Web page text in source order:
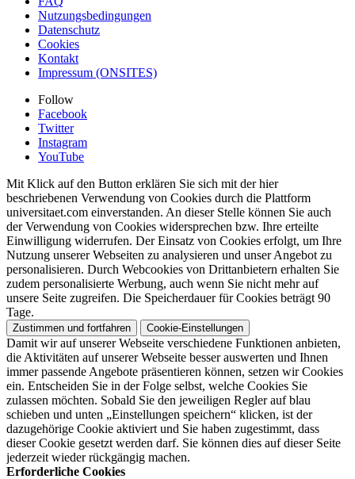
Nutzungsbedingungen
Datenschutz
Cookies
Kontakt
Impressum (ONSITES)
Follow
Facebook
Twitter
Instagram
YouTube
Mit Klick auf den Button erklären Sie sich mit der hier
beschriebenen Verwendung von Cookies durch die Plattform
universitaet.com einverstanden. An dieser Stelle können Sie auch
der Verwendung von Cookies widersprechen bzw. Ihre erteilte
Einwilligung widerrufen. Der Einsatz von Cookies erfolgt, um Ihre
Nutzung unserer Webseiten zu analysieren und unser Angebot zu
personalisieren. Durch Webcookies von Drittanbietern erhalten Sie
zudem personalisierte Werbung, auch wenn Sie nicht mehr auf
unsere Seite zugreifen. Die Speicherdauer für Cookies beträgt 90
Tage.
Zustimmen und fortfahren Cookie-Einstellungen
Damit wir auf unserer Webseite verschiedene Funktionen anbieten,
die Aktivitäten auf unserer Webseite besser auswerten und Ihnen
immer passende Angebote präsentieren können, setzen wir Cookies
ein. Entscheiden Sie in der Folge selbst, welche Cookies Sie
zulassen möchten. Sobald Sie den jeweiligen Regler auf blau
schieben und unten „Einstellungen speichern“ klicken, ist der
dazugehörige Cookie aktiviert und Sie haben zugestimmt, dass
dieser Cookie gesetzt werden darf. Sie können dies auf dieser Seite
jederzeit wieder rückgängig machen.
Erforderliche Cookies